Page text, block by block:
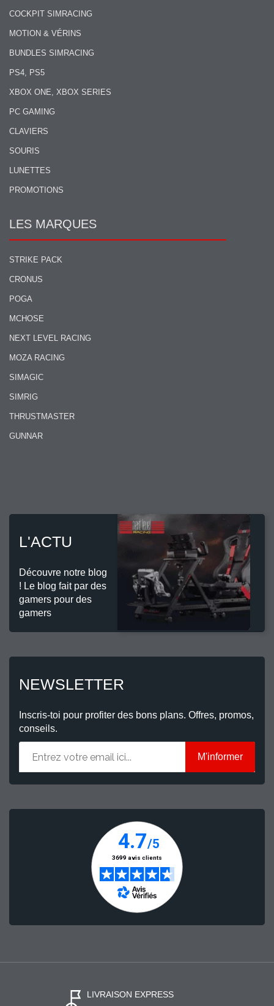
COCKPIT SIMRACING
MOTION & VÉRINS
BUNDLES SIMRACING
PS4, PS5
XBOX ONE, XBOX SERIES
PC GAMING
CLAVIERS
SOURIS
LUNETTES
PROMOTIONS
LES MARQUES
STRIKE PACK
CRONUS
POGA
MCHOSE
NEXT LEVEL RACING
MOZA RACING
SIMAGIC
SIMRIG
THRUSTMASTER
GUNNAR
L'ACTU
Découvre notre blog
! Le blog fait par des
gamers pour des
gamers
NEWSLETTER
Inscris-toi pour profiter des bons plans. Offres, promos,
conseils.
M'informer
LIVRAISON EXPRESS